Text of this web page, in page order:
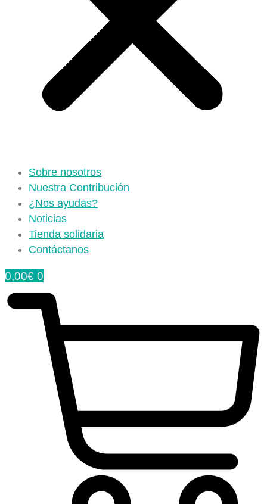
Sobre nosotros
Nuestra Contribución
¿Nos ayudas?
Noticias
Tienda solidaria
Contáctanos
0,00€ 0